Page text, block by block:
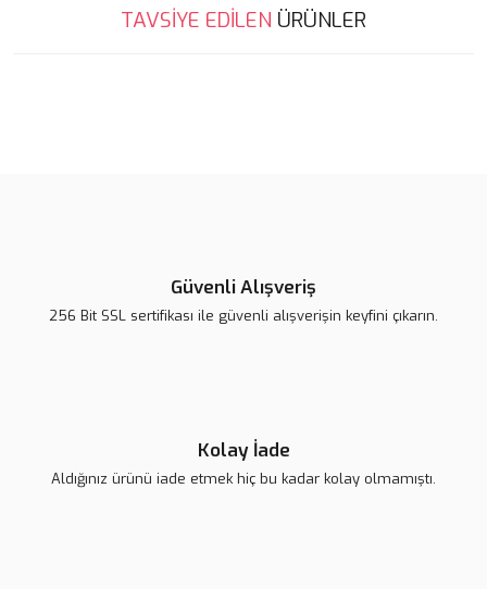
Bu ürünün fiyat bilgisi, resim, ürün açıklamalarında ve diğer
konularda yetersiz gördüğünüz noktaları öneri formunu kullanarak
TAVSİYE EDİLEN ÜRÜNLER
Lsv Mavi Nazarlık Magnet
Güvenli Alışveriş
256 Bit SSL sertifikası ile güvenli alışverişin keyfini çıkarın.
Kolay İade
Aldığınız ürünü iade etmek hiç bu kadar kolay olmamıştı.